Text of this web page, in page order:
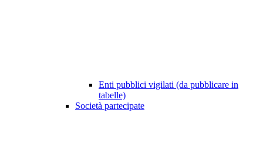
Enti pubblici vigilati (da pubblicare in
tabelle)
Società partecipate